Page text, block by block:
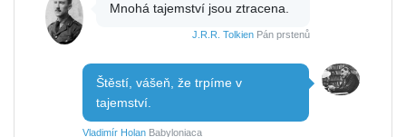
Mnohá tajemství jsou ztracena.
J.R.R. Tolkien Pán prstenů
Štěstí, vášeň, že trpíme v
tajemství.
Vladimír Holan Babyloniaca